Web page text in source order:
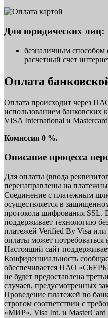
Для юридических лиц:
безналичным способом
расчетный счет
Оплата
Оплата происходит через
использованием
VISA International и
Комиссия 0 %.
Описание процесса
Для оплаты (ввода
перенаправлены на
Соединение с платежным
осуществляется в
протокола шифрования SSL.
поддерживает технологию
платежей Verified By Visa или
оплаты может потребоваться
Настоящий сайт
Конфиденциальность
обеспечивается ПАО
не будет предоставлена
случаев, предусмотренных
Проведение платежей по
строгом соответствии с
«МИР», Visa Int. и MasterCard